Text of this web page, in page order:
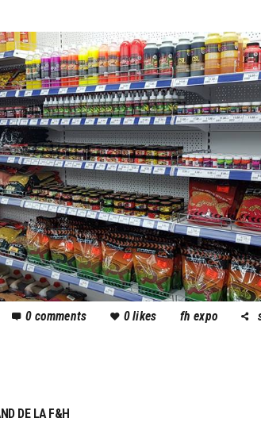
0 comments 0likes fh expo
DE LA F&H